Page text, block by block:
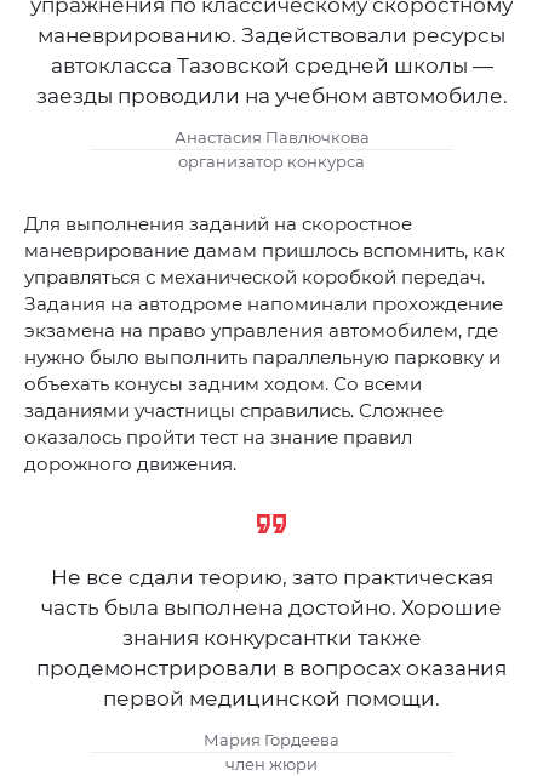
упражнения по классическому скоростному
маневрированию. Задействовали ресурсы
автокласса Тазовской средней школы —
заезды проводили на учебном автомобиле.
Анастасия Павлючкова
организатор конкурса
Для выполнения заданий на скоростное
маневрирование дамам пришлось вспомнить, как
управляться с механической коробкой передач.
Задания на автодроме напоминали прохождение
экзамена на право управления автомобилем, где
нужно было выполнить параллельную парковку и
объехать конусы задним ходом. Со всеми
заданиями участницы справились. Сложнее
оказалось пройти тест на знание правил
дорожного движения.
Не все сдали теорию, зато практическая
часть была выполнена достойно. Хорошие
знания конкурсантки также
продемонстрировали в вопросах оказания
первой медицинской помощи.
Мария Гордеева
член жюри